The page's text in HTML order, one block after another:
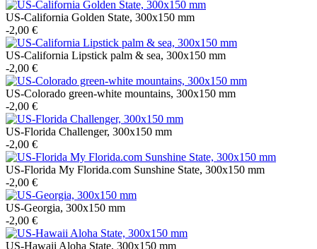
US-California Golden State, 300x150 mm
-2,00 €
US-California Lipstick palm & sea, 300x150 mm
-2,00 €
US-Colorado green-white mountains, 300x150 mm
-2,00 €
US-Florida Challenger, 300x150 mm
-2,00 €
US-Florida My Florida.com Sunshine State, 300x150 mm
-2,00 €
US-Georgia, 300x150 mm
-2,00 €
US-Hawaii Aloha State, 300x150 mm